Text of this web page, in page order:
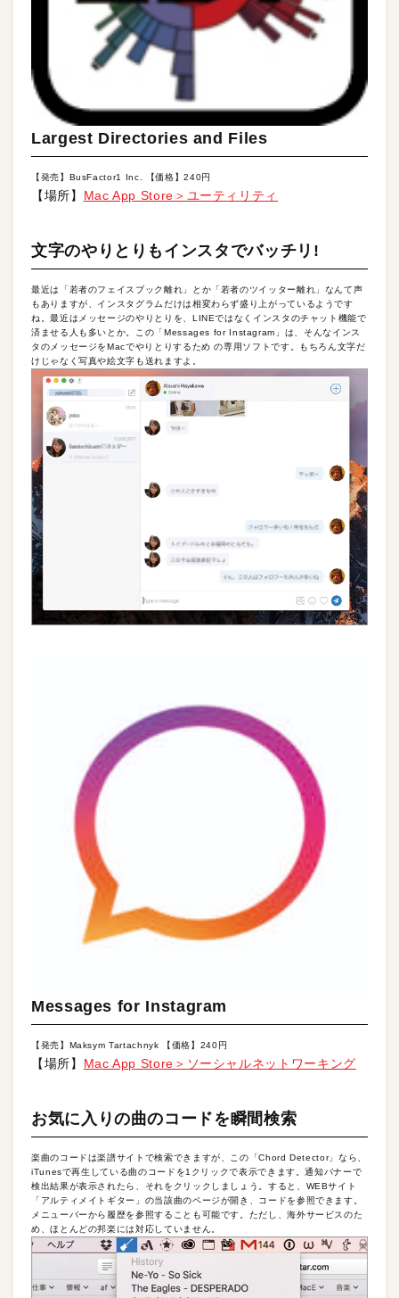
Largest Directories and Files
【発売】BusFactor1 Inc. 【価格】240円
【場所】 Mac App Store＞ユーティリティ
文字のやりとりもインスタでバッチリ!
最近は「若者のフェイスブック離れ」とか「若者のツイッター離れ」なんて声
もありますが、インスタグラムだけは相変わらず盛り上がっているようです
ね。最近はメッセージのやりとりを、LINEではなくインスタのチャット機能で
済ませる人も多いとか。この「Messages for Instagram」は、そんなインス
タのメッセージをMacでやりとりするため の専用ソフトです。もちろん文字だ
けじゃなく写真や絵文字も送れますよ。
Messages for Instagram
【発売】Maksym Tartachnyk 【価格】240円
【場所】 Mac App Store＞ソーシャルネットワーキング
お気に入りの曲のコードを瞬間検索
楽曲のコードは楽譜サイトで検索できますが、この「Chord Detector」なら、
iTunesで再生している曲のコードを1クリックで表示できます。通知バナーで
検出結果が表示されたら、それをクリックしましょう。すると、WEBサイト
「アルティメイトギター」の当該曲のページが開き、コードを参照できます。
メニューバーから履歴を参照することも可能です。ただし、海外サービスのた
め、ほとんどの邦楽には対応していません。